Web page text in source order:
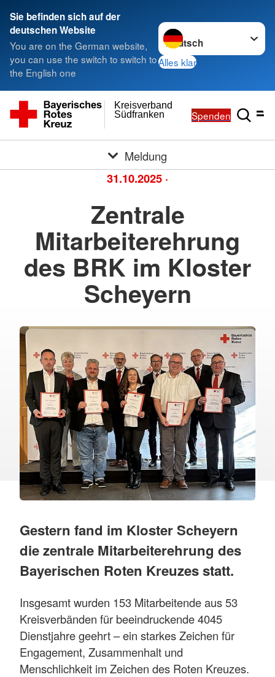
Sie befinden sich auf der
deutschen Website
You are on the German website,
you can use the switch to switch to
the English one
Sprache wechseln zu
Alles klar
Südfranken
Kreisverband
Spenden
Meldung
31.10.2025 ·
Zentrale
Mitarbeiterehrung
des BRK im Kloster
Scheyern
Gestern fand im Kloster Scheyern
die zentrale Mitarbeiterehrung des
Bayerischen Roten Kreuzes statt.
Insgesamt wurden 153 Mitarbeitende aus 53
Kreisverbänden für beeindruckende 4045
Dienstjahre geehrt – ein starkes Zeichen für
Engagement, Zusammenhalt und
Menschlichkeit im Zeichen des Roten Kreuzes.